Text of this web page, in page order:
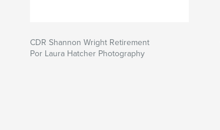
CDR Shannon Wright Retirement
Por Laura Hatcher Photography